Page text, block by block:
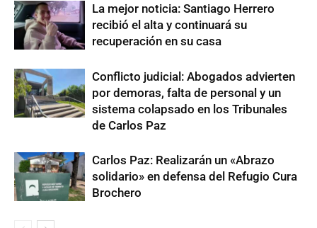
La mejor noticia: Santiago Herrero
recibió el alta y continuará su
recuperación en su casa
Conflicto judicial: Abogados advierten
por demoras, falta de personal y un
sistema colapsado en los Tribunales
de Carlos Paz
Carlos Paz: Realizarán un «Abrazo
solidario» en defensa del Refugio Cura
Brochero